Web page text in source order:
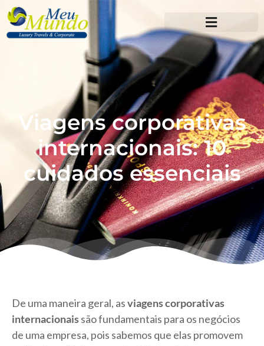
Viagens corporativas
internacionais: 10
cuidados essenciais
De uma maneira geral, asviagens corporativas
internacionaissão fundamentais para os negócios
de uma empresa, pois sabemos que elas promovem